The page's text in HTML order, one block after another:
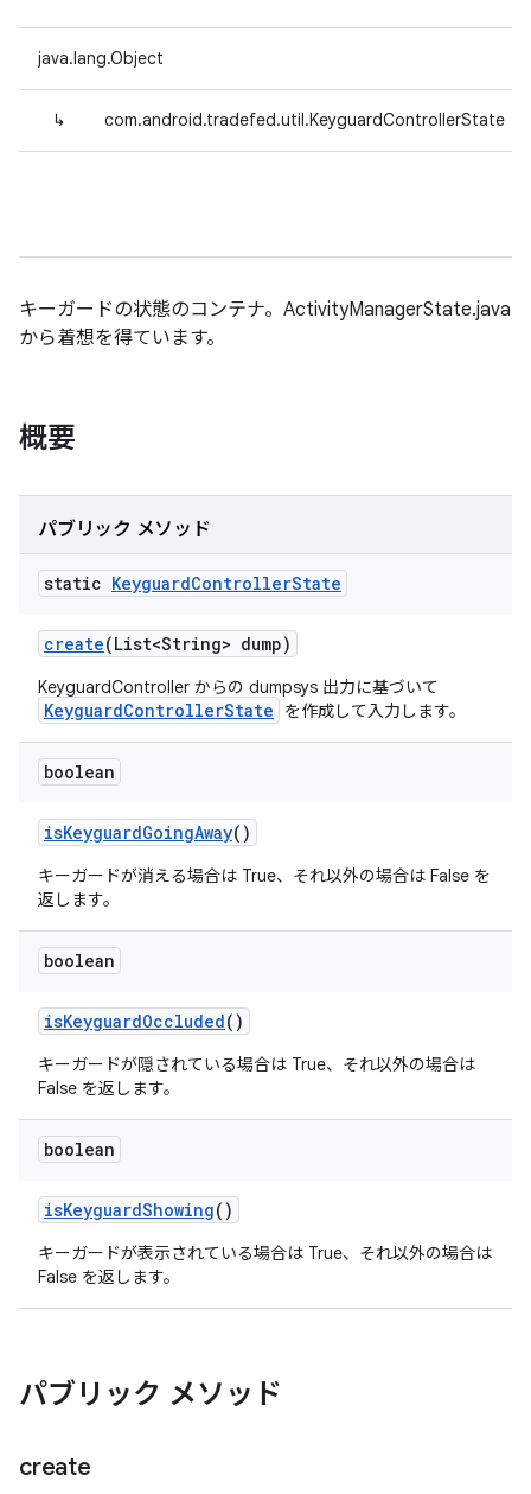
java.lang.Object
↳ com.android.tradefed.util.KeyguardControllerState
キーガードの状態のコンテナ。ActivityManagerState.java
から着想を得ています。
概要
パブリック メソッド
static KeyguardControllerState
create(List<String> dump)
KeyguardController からの dumpsys 出力に基づいて
KeyguardControllerState を作成して入力します。
boolean
isKeyguardGoingAway()
キーガードが消える場合は True、それ以外の場合は False を
返します。
boolean
isKeyguardOccluded()
キーガードが隠されている場合は True、それ以外の場合は
False を返します。
boolean
isKeyguardShowing()
キーガードが表示されている場合は True、それ以外の場合は
False を返します。
パブリック メソッド
create